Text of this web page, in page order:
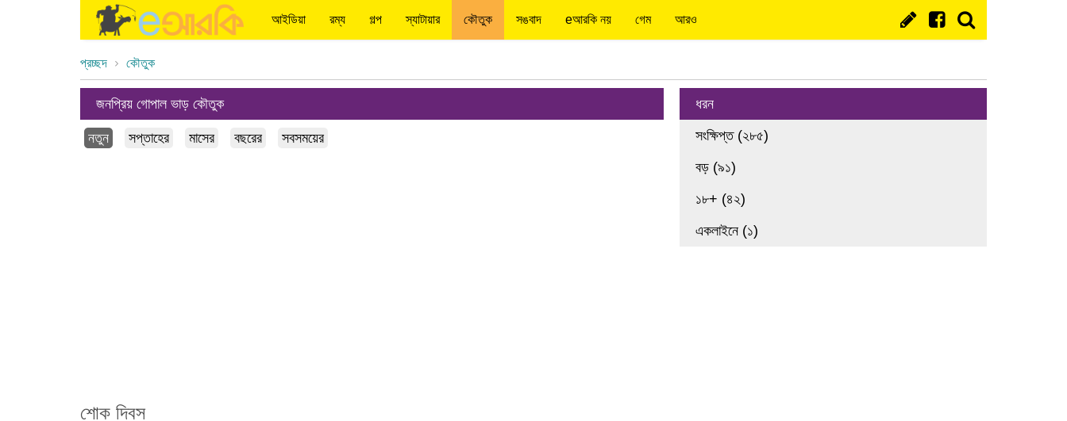
আইডিয়া রম্য গল্প স্যাটায়ার কৌতুক সঙবাদ eআরকি নয় গেম আরও
প্রচ্ছদ কৌতুক
জনপ্রিয় গোপাল ভাড় কৌতুক
নতুন সপ্তাহের মাসের বছরের সবসময়ের
শোক দিবস
ধরন
সংক্ষিপ্ত (২৮৫)
বড় (৯১)
১৮+ (৪২)
একলাইনে (১)